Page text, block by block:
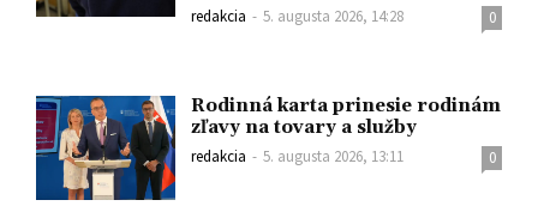
redakcia - 5. augusta 2026, 14:28 0
Rodinná karta prinesie rodinám
zľavy na tovary a služby
redakcia - 5. augusta 2026, 13:11 0